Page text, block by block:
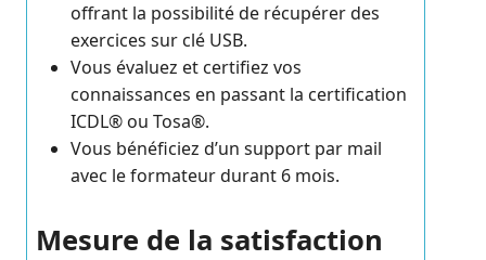
offrant la possibilité de récupérer des
exercices sur clé USB.
Vous évaluez et certifiez vos
connaissances en passant la certification
ICDL® ou Tosa®.
Vous bénéficiez d’un support par mail
avec le formateur durant 6 mois.
Mesure de la satisfaction